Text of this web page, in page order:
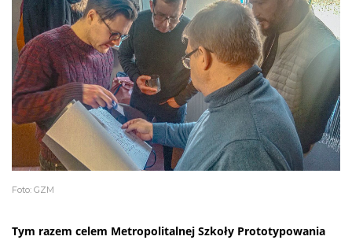
Foto: GZM
Tym razem celem Metropolitalnej Szkoły Prototypowania